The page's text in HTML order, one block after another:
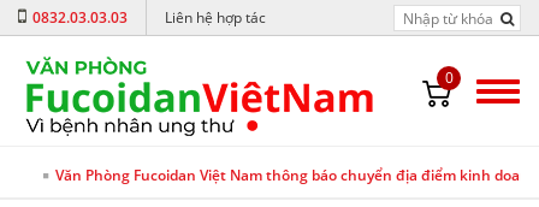
0832.03.03.03 Liên hệ hợp tác
0
Văn Phòng Fucoidan Việt Nam thông báo chuyển địa điểm kinh